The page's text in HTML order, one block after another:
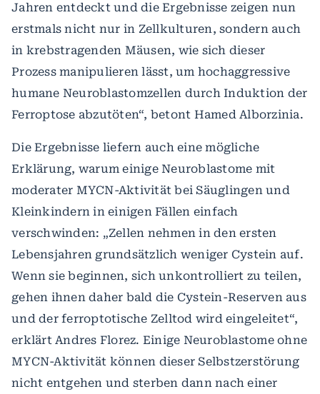
Jahren entdeckt und die Ergebnisse zeigen nun
erstmals nicht nur in Zellkulturen, sondern auch
in krebstragenden Mäusen, wie sich dieser
Prozess manipulieren lässt, um hochaggressive
humane Neuroblastomzellen durch Induktion der
Ferroptose abzutöten“, betont Hamed Alborzinia.
Die Ergebnisse liefern auch eine mögliche
Erklärung, warum einige Neuroblastome mit
moderater MYCN-Aktivität bei Säuglingen und
Kleinkindern in einigen Fällen einfach
verschwinden: „Zellen nehmen in den ersten
Lebensjahren grundsätzlich weniger Cystein auf.
Wenn sie beginnen, sich unkontrolliert zu teilen,
gehen ihnen daher bald die Cystein-Reserven aus
und der ferroptotische Zelltod wird eingeleitet“,
erklärt Andres Florez. Einige Neuroblastome ohne
MYCN-Aktivität können dieser Selbstzerstörung
nicht entgehen und sterben dann nach einer